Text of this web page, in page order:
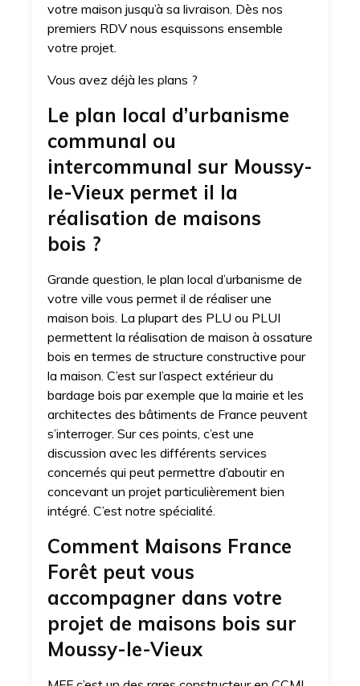
votre maison jusqu’à sa livraison. Dès nos
premiers RDV nous esquissons ensemble
votre projet.
Vous avez déjà les plans ?
Le plan local d’urbanisme
communal ou
intercommunal sur Moussy-
le-Vieux permet il la
réalisation de maisons
bois ?
Grande question, le plan local d’urbanisme de
votre ville vous permet il de réaliser une
maison bois. La plupart des PLU ou PLUI
permettent la réalisation de maison à ossature
bois en termes de structure constructive pour
la maison. C’est sur l’aspect extérieur du
bardage bois par exemple que la mairie et les
architectes des bâtiments de France peuvent
s’interroger. Sur ces points, c’est une
discussion avec les différents services
concernés qui peut permettre d’aboutir en
concevant un projet particulièrement bien
intégré. C’est notre spécialité.
Comment Maisons France
Forêt peut vous
accompagner dans votre
projet de maisons bois sur
Moussy-le-Vieux